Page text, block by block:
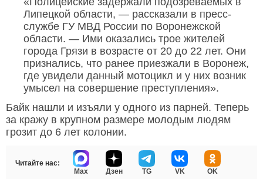
Липецкой области, — рассказали в пресс-
службе ГУ МВД России по Воронежской
области. — Ими оказались трое жителей
города Грязи в возрасте от 20 до 22 лет. Они
признались, что ранее приезжали в Воронеж,
где увидели данный мотоцикл и у них возник
умысел на совершение преступления».
Байк нашли и изъяли у одного из парней. Теперь
за кражу в крупном размере молодым людям
грозит до 6 лет колонии.
Читайте нас:
Max
Дзен TG VK OK